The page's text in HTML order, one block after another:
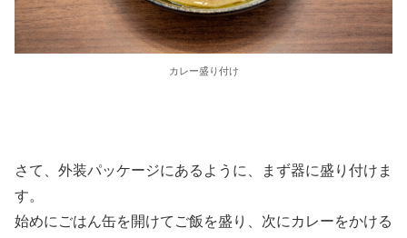
カレー盛り付け
さて、外装パッケージにあるように、まず器に盛り付けま
す。
始めにごはん缶を開けてご飯を盛り、次にカレーをかける